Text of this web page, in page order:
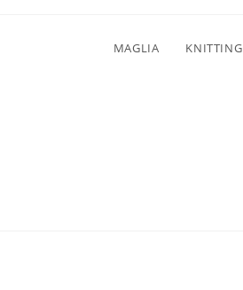
MAGLIA KNITTING